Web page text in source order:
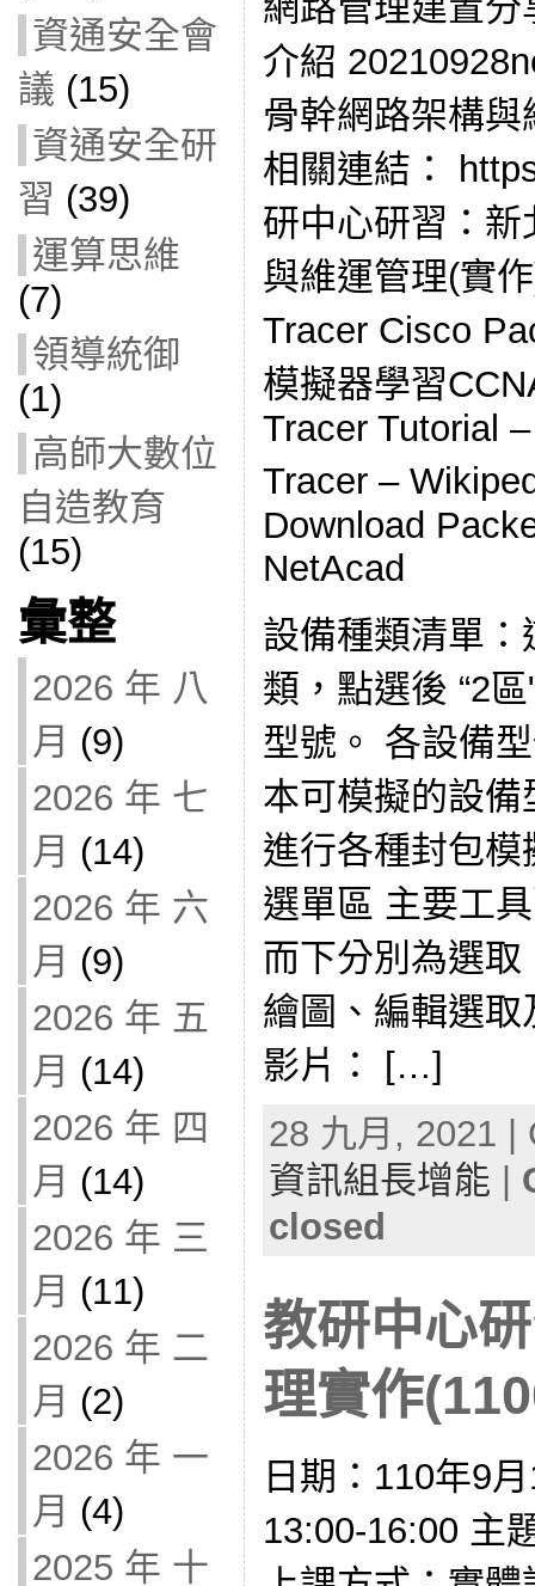
資通安全會
議 (15)
資通安全研
習 (39)
運算思維
(7)
領導統御
(1)
高師大數位
自造教育
(15)
彙整
2026 年 八
月 (9)
2026 年 七
月 (14)
2026 年 六
月 (9)
2026 年 五
月 (14)
2026 年 四
月 (14)
2026 年 三
月 (11)
2026 年 二
月 (2)
2026 年 一
月 (4)
2025 年 十
介紹
骨幹網路架構
相關連結：
研中心研習：
與維運管理(實
Tracer Cisco
模擬器學習
Tracer Tutorial
Tracer –
Download
NetAcad
設備種類清單
類，點選後 “2
型號。 各設備
本可模擬的設
進行各種封包
選單區 主要工
而下分別為選
繪圖、編輯選
影片： […]
28 九月, 2021
資訊組長增能
closed
教研中心
理實作
日期：110年9
13:00-16:00 主